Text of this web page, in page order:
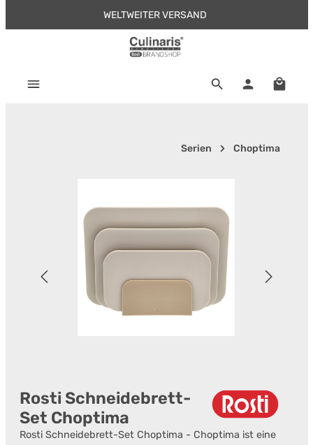
Zum Hauptinhalt springenWELTWEITER VERSAND
Serien Choptima
Rosti Schneidebrett-
Set Choptima
Rosti Schneidebrett-Set Choptima - Choptima ist eine